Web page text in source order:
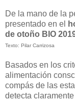
De la mano de la
presentado en el
de otoño BIO
Texto: Pilar Carrizosa
Basados en los
alimentación
compás de las
detecta